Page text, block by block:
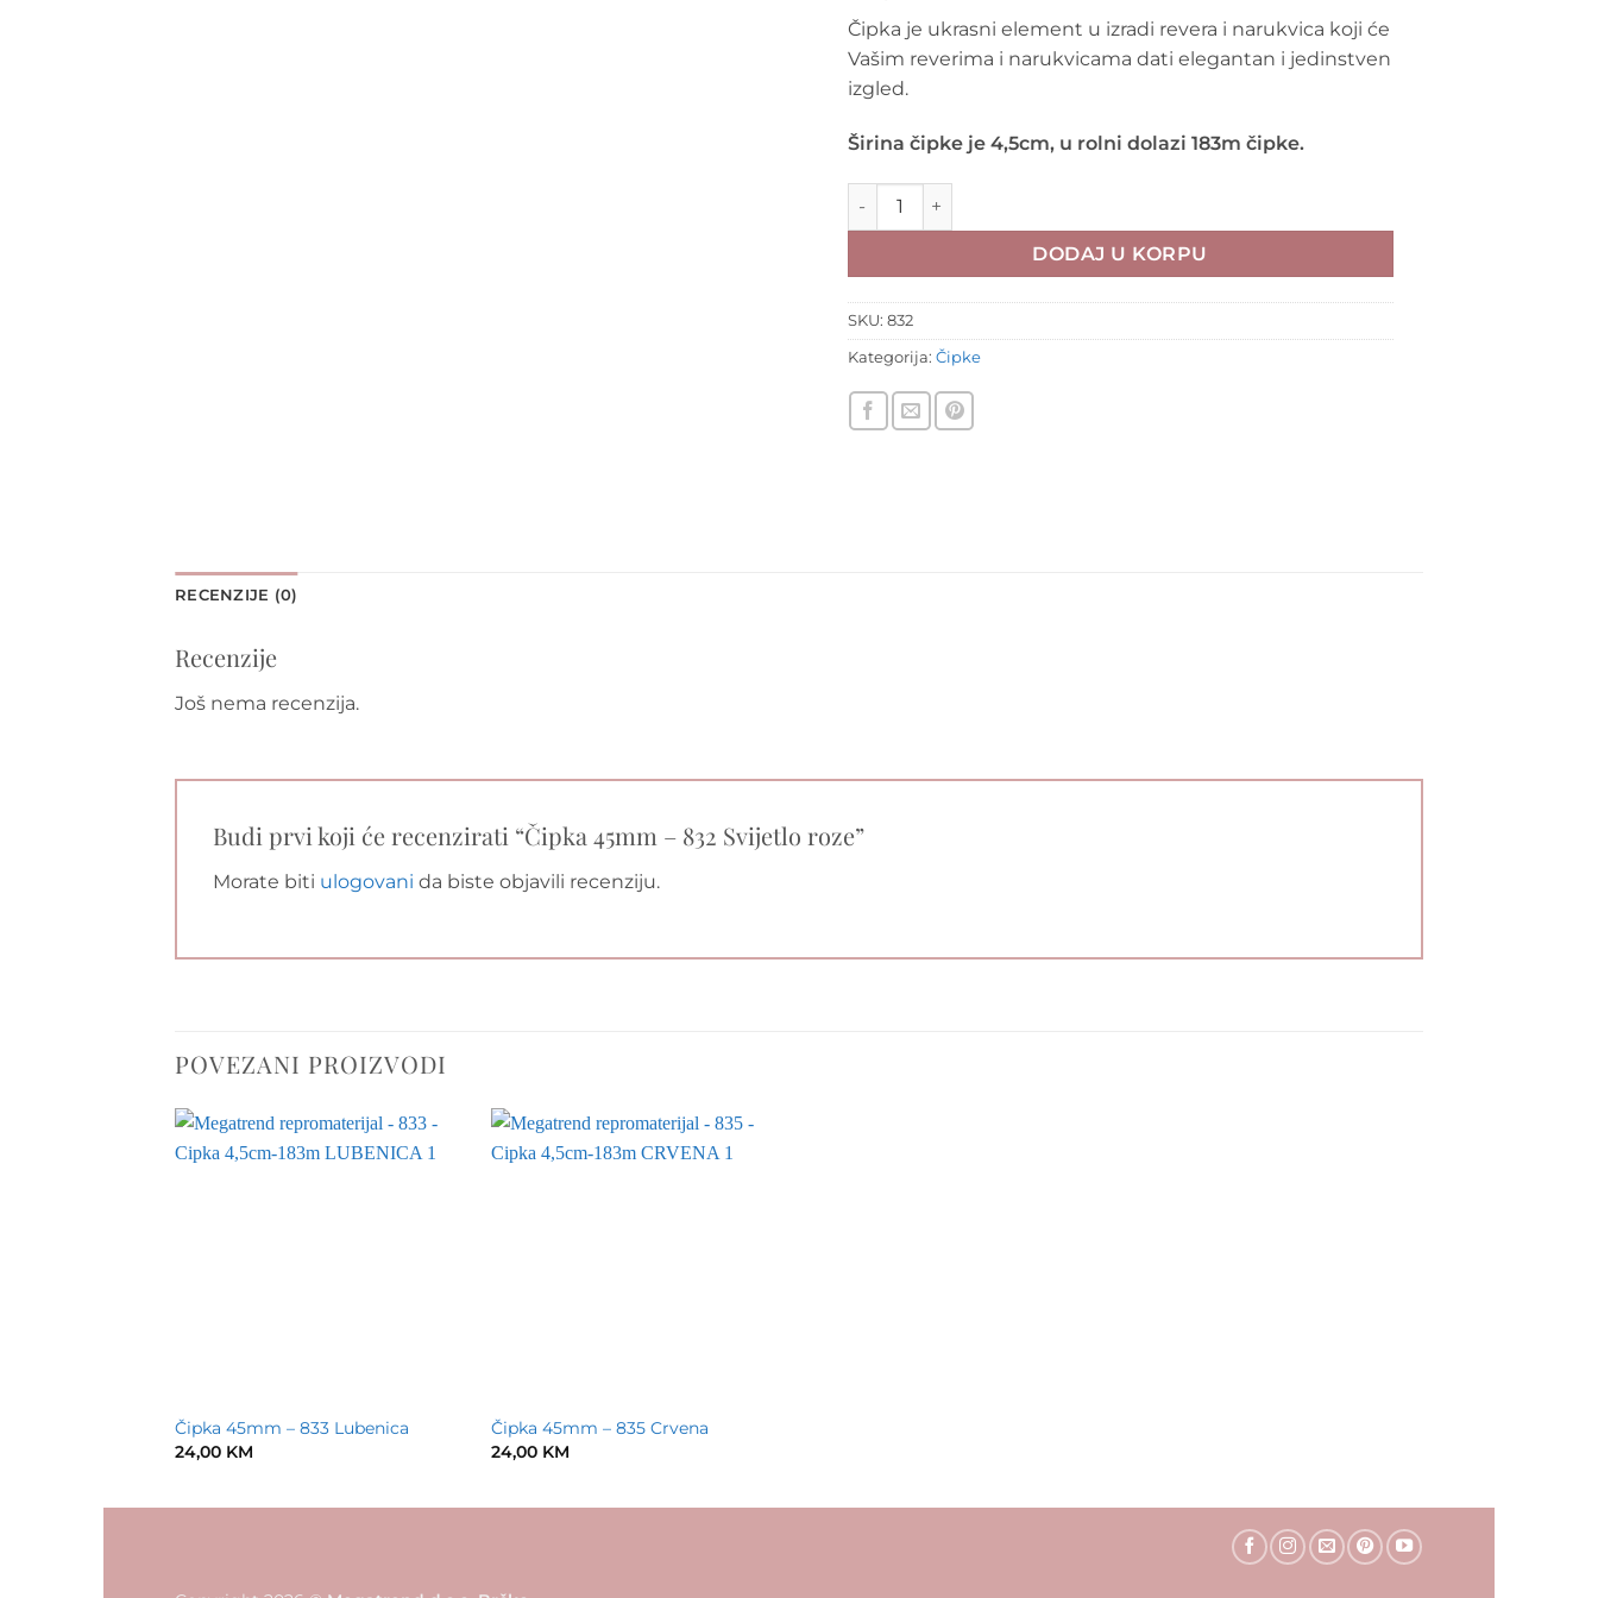
Čipka je ukrasni element u izradi revera i narukvica koji će
Vašim reverima i narukvicama dati elegantan i jedinstven
izgled.
Širina čipke je 4,5cm, u rolni dolazi 183m čipke.
Čipka 45mm - 832 Svijetlo roze količina
DODAJ U KORPU
SKU: 832
Kategorija: Čipke
RECENZIJE (0)
Recenzije
Još nema recenzija.
Budi prvi koji će recenzirati “Čipka 45mm – 832 Svijetlo roze”
Morate biti ulogovani da biste objavili recenziju.
POVEZANI PROIZVODI
Čipka 45mm – 833 Lubenica
24,00 KM
Čipka 45mm – 835 Crvena
24,00 KM